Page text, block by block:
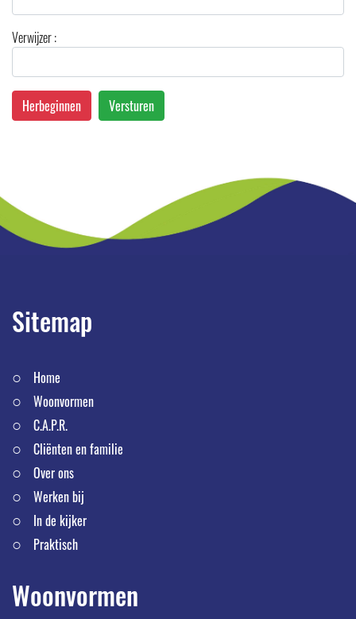
Verwijzer :
Sitemap
Home
Woonvormen
C.A.P.R.
Cliënten en familie
Over ons
Werken bij
In de kijker
Praktisch
Woonvormen